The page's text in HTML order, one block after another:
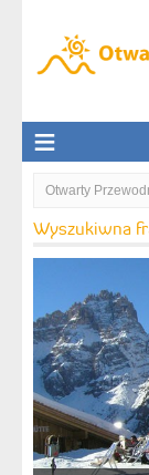
Otwarty
Wyszukiwna